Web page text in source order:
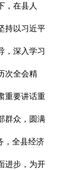
，在县人
持以习近平
，深入学习
次全会精
重要讲话重
群众，圆满
，全县经济
进步，为开